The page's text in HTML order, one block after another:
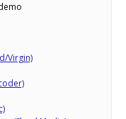
Virgin)